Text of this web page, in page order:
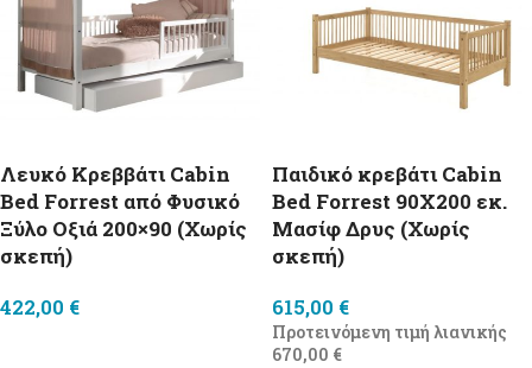
Λευκό Κρεββάτι Cabin
Bed Forrest από Φυσικό
Ξύλο Οξιά 200×90 (Χωρίς
σκεπή)
422,00 €
Παιδικό κρεβάτι Cabin
Bed Forrest 90X200 εκ.
Μασίφ Δρυς (Χωρίς
σκεπή)
615,00 €
Προτεινόμενη τιμή λιανικής
670,00 €